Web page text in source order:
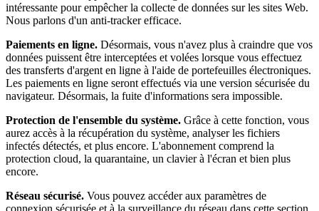
intéressante pour empêcher la collecte de données sur les sites Web.
Nous parlons d'un anti-tracker efficace.
Paiements en ligne. Désormais, vous n'avez plus à craindre que vos
données puissent être interceptées et volées lorsque vous effectuez
des transferts d'argent en ligne à l'aide de portefeuilles électroniques.
Les paiements en ligne seront effectués via une version sécurisée du
navigateur. Désormais, la fuite d'informations sera impossible.
Protection de l'ensemble du système. Grâce à cette fonction, vous
aurez accès à la récupération du système, analyser les fichiers
infectés détectés, et plus encore. L'abonnement comprend la
protection cloud, la quarantaine, un clavier à l'écran et bien plus
encore.
Réseau sécurisé. Vous pouvez accéder aux paramètres de
connexion sécurisée et à la surveillance du réseau dans cette section